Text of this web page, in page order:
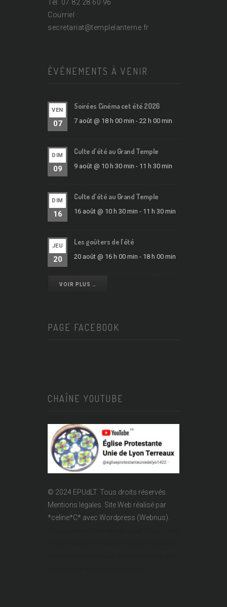
Tel. 07 82 28 60 96
Courriel :
secretariat@templelanterne.fr
ÉVÉNEMENTS À VENIR
VEN
07
Soirées Cinéma cet été 2026
7 août @ 18 h 00 min - 22 h 00 min
DIM
09
Culte d’été au Grand Temple
9 août @ 10 h 30 min - 11 h 30 min
DIM
16
Culte d’été au Grand Temple
16 août @ 10 h 30 min - 11 h 30 min
JEU
20
Les goûters de l’été
20 août @ 16 h 00 min - 18 h 00 min
VOIR PLUS …
PAGE FACEBOOK
CHAÎNE YOUTUBE
© 2024 EPUdLT. Tous droits réservés.
Mentions légales. Site Web réalisé par
*celine*C* avec Wordpress (Webnus).